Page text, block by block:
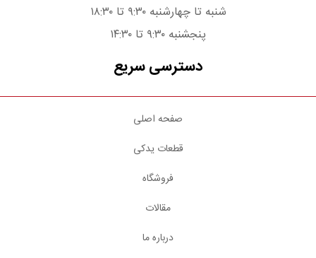
شنبه تا چهارشنبه ۹:۳۰ تا ۱۸:۳۰
پنجشنبه ۹:۳۰ تا ۱۴:۳۰
دسترسی سریع
صفحه اصلی
قطعات یدکی
فروشگاه
مقالات
درباره ما